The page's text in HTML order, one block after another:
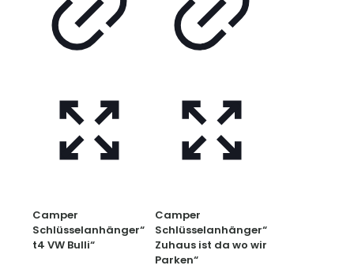
Camper
Schlüsselanhänger“
t4 VW Bulli“
Camper
Schlüsselanhänger“
Zuhaus ist da wo wir
Parken“